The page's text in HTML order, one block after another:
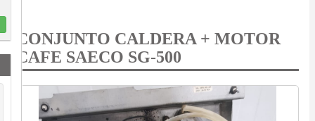
CONJUNTO CALDERA + MOTOR
CAFE SAECO SG-500